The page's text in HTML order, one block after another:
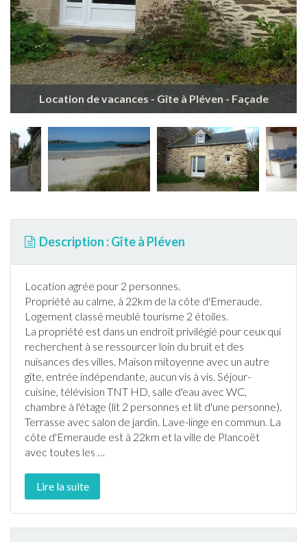
Location de vacances - Gîte à Pléven - Façade
Description : Gîte à Pléven
Location agrée pour 2 personnes.
Propriété au calme, à 22km de la côte d'Emeraude.
Logement classé meublé tourisme 2 étoiles.
La propriété est dans un endroit privilégié pour ceux qui
recherchent à se ressourcer loin du bruit et des
nuisances des villes. Maison mitoyenne avec un autre
gîte, entrée indépendante, aucun vis à vis. Séjour-
cuisine, télévision TNT HD, salle d'eau avec WC,
chambre à l'étage (lit 2 personnes et lit d'une personne).
Terrasse avec salon de jardin. Lave-linge en commun. La
côte d'Emeraude est à 22km et la ville de Plancoët
avec toutes les …
Lire la suite